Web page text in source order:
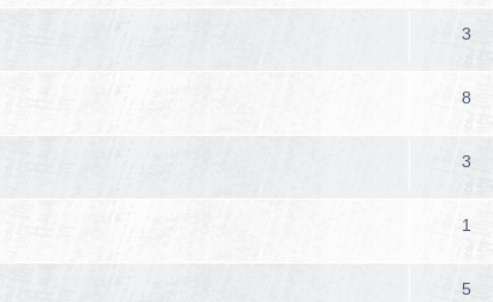
3
8
3
1
5